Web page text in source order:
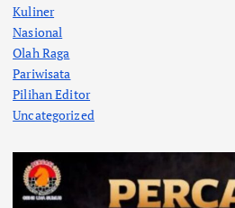
Kuliner
Nasional
Olah Raga
Pariwisata
Pilihan Editor
Uncategorized